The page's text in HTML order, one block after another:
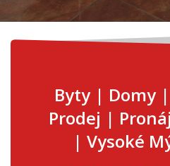
Byty | Domy
Prodej |
| Vysoké